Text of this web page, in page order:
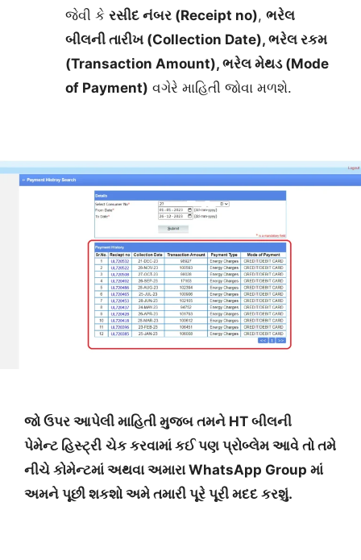
જેવી કે રસીદ નંબર (Receipt no), ભરેલ
બીલની તારીખ (Collection Date), ભરેલ રકમ
(Transaction Amount), ભરેલ મેથડ (Mode
of Payment) વગેરે માહિતી જોવા મળશે.
જો ઉપર આપેલી માહિતી મુજબ તમને HT બીલની
પેમેન્ટ હિસ્ટ્રી ચેક કરવામાં કઈ પણ પ્રોબ્લેમ આવે તો તમે
નીચે કોમેન્ટમાં અથવા અમારા WhatsApp Group માં
અમને પૂછી શકશો અમે તમારી પૂરે પૂરી મદદ કરશું.